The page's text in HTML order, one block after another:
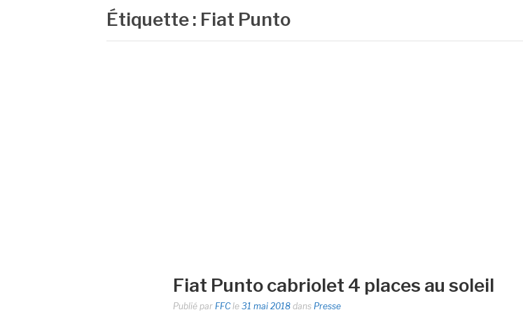
Étiquette : Fiat Punto
Fiat Punto cabriolet 4 places au soleil
Publié par FFCle 31 mai 2018 dans Presse